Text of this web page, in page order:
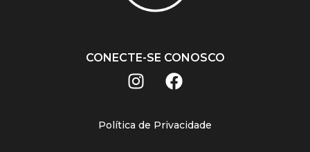
CONECTE-SE CONOSCO
Política de Privacidade